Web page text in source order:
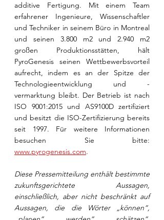
additive Fertigung. Mit einem Team
erfahrener Ingenieure, Wissenschaftler
und Techniker in seinem Büro in Montreal
und seinen 3.800 m2 und 2.940 m2
großen Produktionsstätten, hält
PyroGenesis seinen Wettbewerbsvorteil
aufrecht, indem es an der Spitze der
Technologieentwicklung und -
vermarktung bleibt. Der Betrieb ist nach
ISO 9001:2015 und AS9100D zertifiziert
und besitzt die ISO-Zertifizierung bereits
seit 1997. Für weitere Informationen
www.pyrogenesis.com.
Diese Pressemitteilung enthält bestimmte
zukunftsgerichtete Aussagen,
einschließlich, aber nicht beschränkt auf
Aussagen, die die Wörter „können“,